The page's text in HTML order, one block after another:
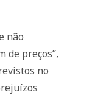
não
de preços”,
no